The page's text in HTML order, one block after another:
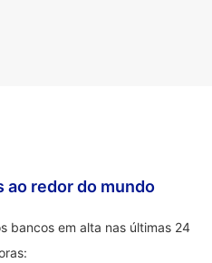
ao redor do mundo
bancos em alta nas últimas 24